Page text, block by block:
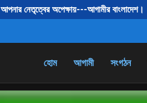
আপনার নেতৃত্বের অপেক্ষায়---আগামীর বাংলাদেশ।
হোম আগামী সংগঠন